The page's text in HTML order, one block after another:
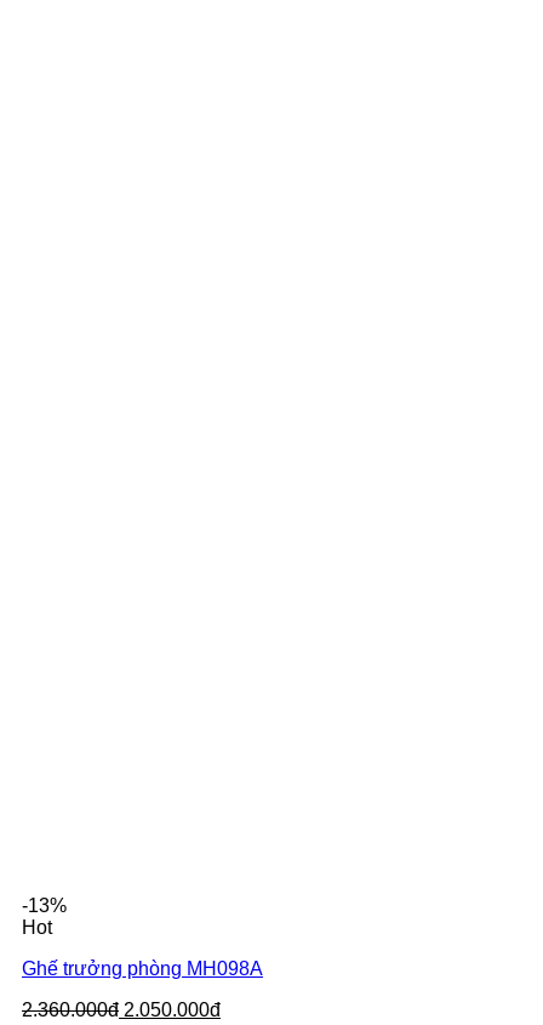
-13%
Hot
Ghế trưởng phòng MH098A
2.360.000đ 2.050.000đ